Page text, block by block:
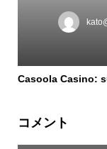
Casoola Casino:
コメント